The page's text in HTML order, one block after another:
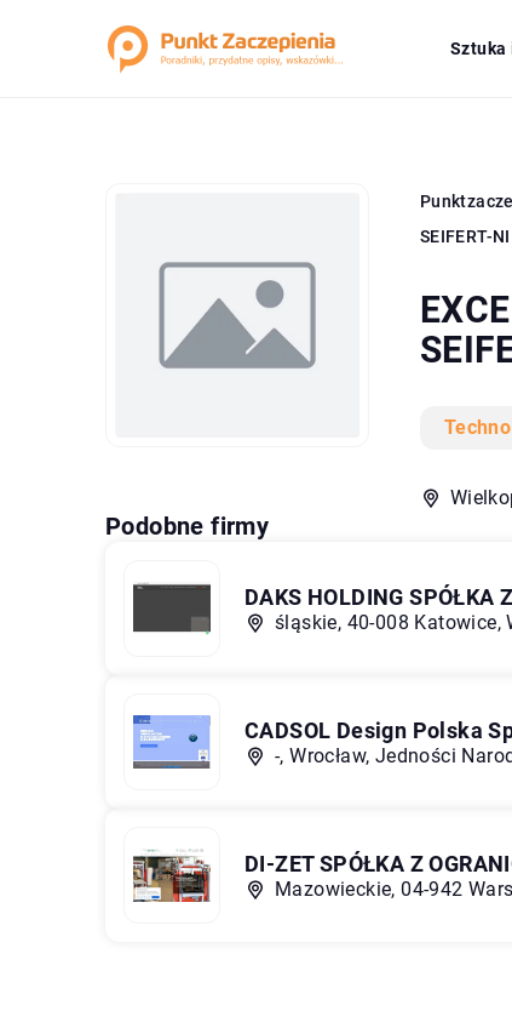
Sztuka
SEIFERT-
Podobne firmy
DAKS HOLDING SPÓŁKA
śląskie, 40-008 Katowice,
CADSOL Design Polska
-, Wrocław, Jedności
DI-ZET SPÓŁKA Z
Mazowieckie, 04-942